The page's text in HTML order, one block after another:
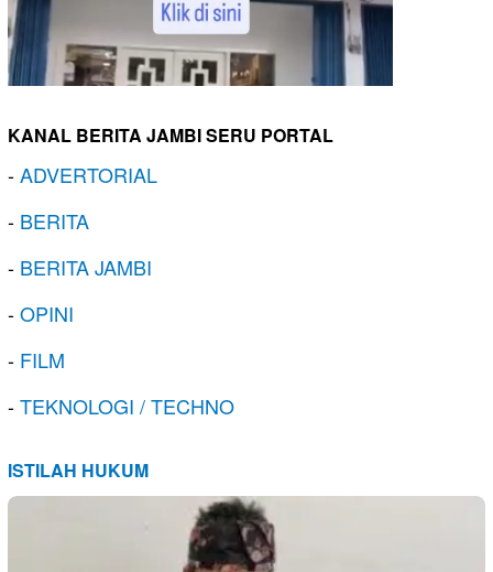
KANAL BERITA JAMBI SERU PORTAL
-ADVERTORIAL
- BERITA
- BERITA JAMBI
-OPINI
- FILM
-TEKNOLOGI / TECHNO
ISTILAH HUKUM